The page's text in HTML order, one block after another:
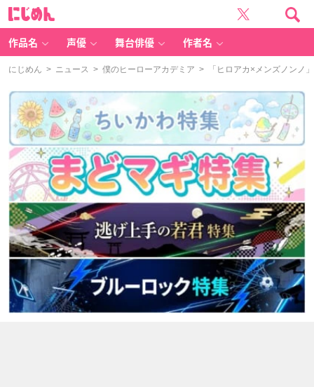
作品名 声優 舞台俳優 作者名
にじめん > ニュース > 僕のヒーローアカデミア > 「ヒロアカ×メンズノンノ